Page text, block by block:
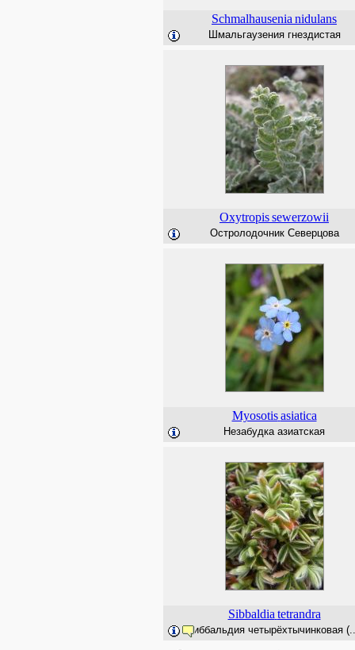
Schmalhausenia nidulans
Шмальгаузения гнездистая
Oxytropissewerzowii
Остролодочник Северцова
Myosotis asiatica
Незабудка азиатская
Sibbaldia tetrandra
Сиббальдия четырёхтычинковая